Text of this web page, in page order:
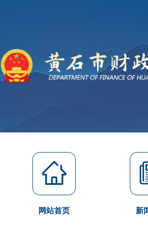
网站首页 新